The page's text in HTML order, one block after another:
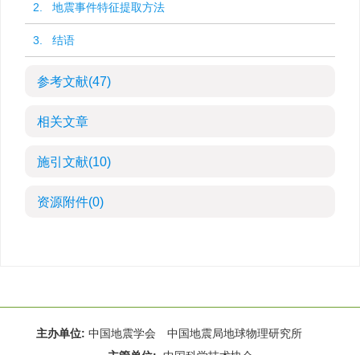
2. 地震事件特征提取方法
3. 结语
参考文献(47)
相关文章
施引文献(10)
资源附件(0)
主办单位: 中国地震学会 中国地震局地球物理研究所